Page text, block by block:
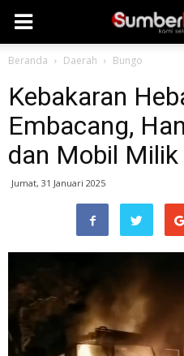
Beranda Daerah Bungo
Kebakaran
Embacang,
dan Mobil
Jumat, 31 Januari 2025